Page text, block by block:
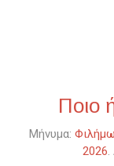
Ποιο
Μήνυμα:
2026.